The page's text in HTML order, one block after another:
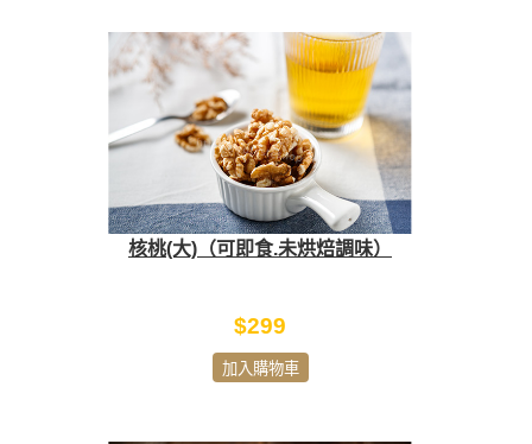
核桃(大)（可即食.未烘焙調味）
$299
加入購物車